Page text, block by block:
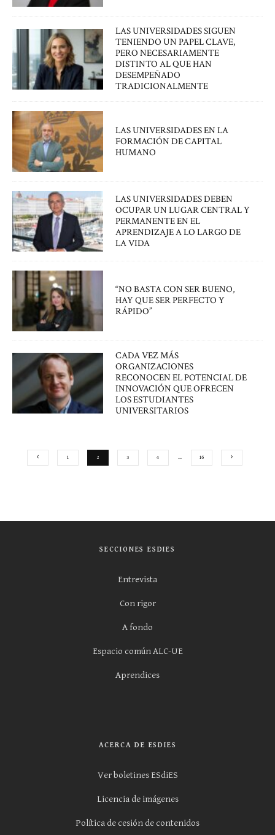
LAS UNIVERSIDADES SIGUEN
TENIENDO UN PAPEL CLAVE,
PERO NECESARIAMENTE
DISTINTO AL QUE HAN
DESEMPEÑADO
TRADICIONALMENTE
LAS UNIVERSIDADES EN LA
FORMACIÓN DE CAPITAL
HUMANO
LAS UNIVERSIDADES DEBEN
OCUPAR UN LUGAR CENTRAL Y
PERMANENTE EN EL
APRENDIZAJE A LO LARGO DE
LA VIDA
“NO BASTA CON SER BUENO,
HAY QUE SER PERFECTO Y
RÁPIDO”
CADA VEZ MÁS
ORGANIZACIONES
RECONOCEN EL POTENCIAL DE
INNOVACIÓN QUE OFRECEN
LOS ESTUDIANTES
UNIVERSITARIOS
1 2 3 4 … 16
SECCIONES ESDIES
Entrevista
Con rigor
A fondo
Espacio común ALC-UE
Aprendices
ACERCA DE ESDIES
Ver boletines ESdiES
Licencia de imágenes
Política de cesión de contenidos